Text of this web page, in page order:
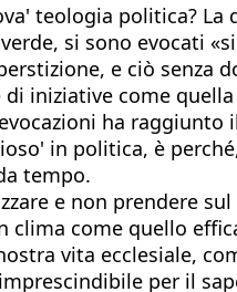
teologia politica?
si sono evocati
e ciò senza
iniziative come
ha
in politica, è
tempo.
e non prendere
clima come quello
vita ecclesiale,
per il